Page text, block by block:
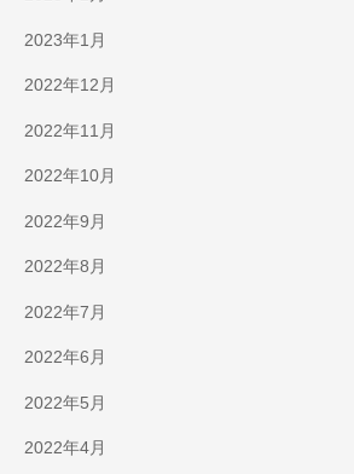
2023年1月
2022年12月
2022年11月
2022年10月
2022年9月
2022年8月
2022年7月
2022年6月
2022年5月
2022年4月